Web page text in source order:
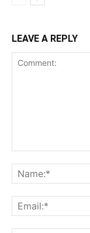
LEAVE A REPLY